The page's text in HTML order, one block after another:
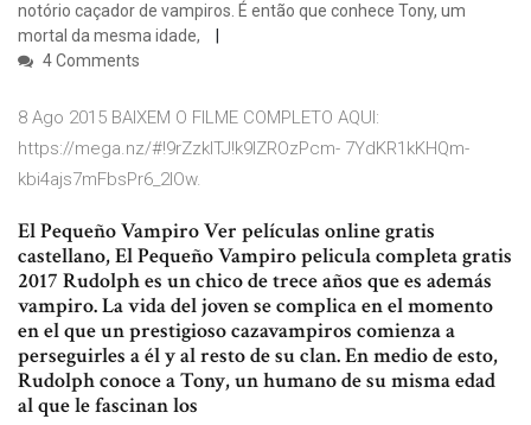
notório caçador de vampiros. É então que conhece Tony, um
mortal da mesma idade,
4 Comments
8 Ago 2015 BAIXEM O FILME COMPLETO AQUI:
https://mega.nz/#!9rZzkITJ!k9lZROzPcm- 7YdKR1kKHQm-
kbi4ajs7mFbsPr6_2lOw.
El Pequeño Vampiro Ver películas online gratis
castellano, El Pequeño Vampiro pelicula completa gratis
2017 Rudolph es un chico de trece años que es además
vampiro. La vida del joven se complica en el momento
en el que un prestigioso cazavampiros comienza a
perseguirles a él y al resto de su clan. En medio de esto,
Rudolph conoce a Tony, un humano de su misma edad
al que le fascinan los